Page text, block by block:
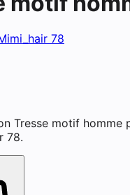
78
Tresse motif homme
78.